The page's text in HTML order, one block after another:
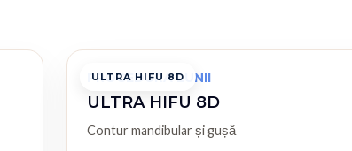
ULTRA HIFU 8D
PROCEDURA LUNII
ULTRA HIFU 8D
Contur mandibular și gușă